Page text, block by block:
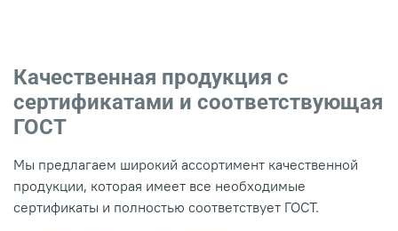
Качественная продукция с
сертификатами и соответствующая
ГОСТ
Мы предлагаем широкий ассортимент качественной
продукции, которая имеет все необходимые
сертификаты и полностью соответствует ГОСТ.